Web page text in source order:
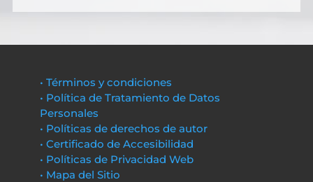
• Términos y condiciones
• Política de Tratamiento de Datos
Personales
• Políticas de derechos de autor
• Certificado de Accesibilidad
• Políticas de Privacidad Web
• Mapa del Sitio